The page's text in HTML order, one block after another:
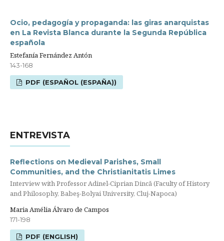
Ocio, pedagogía y propaganda: las giras anarquistas
en La Revista Blanca durante la Segunda República
española
Estefanía Fernández Antón
143-168
PDF (ESPAÑOL (ESPAÑA))
ENTREVISTA
Reflections on Medieval Parishes, Small
Communities, and the Christianitatis Limes
Interview with Professor Adinel-Ciprian Dincă (Faculty of History
and Philosophy, Babeş-Bolyai University, Cluj-Napoca)
Maria Amélia Álvaro de Campos
171-198
PDF (ENGLISH)